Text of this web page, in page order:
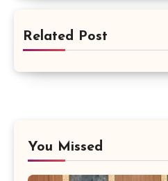
Related Post
You Missed